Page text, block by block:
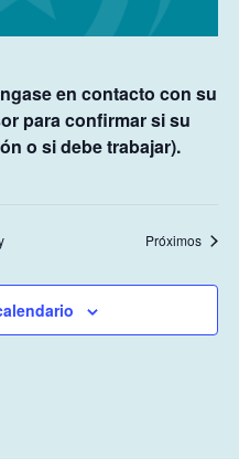
en contacto con su
para confirmar si su
o si debe trabajar).
Próximos